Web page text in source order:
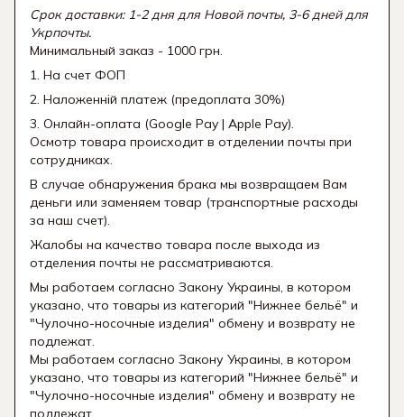
Срок доставки: 1-2 дня для Новой почты, 3-6 дней для
Укрпочты.
Минимальный заказ - 1000 грн.
1. На счет ФОП
2. Наложенній платеж (предоплата 30%)
3. Онлайн-оплата (Google Pay | Apple Pay).
Осмотр товара происходит в отделении почты при
сотрудниках.
В случае обнаружения брака мы возвращаем Вам
деньги или заменяем товар (транспортные расходы
за наш счет).
Жалобы на качество товара после выхода из
отделения почты не рассматриваются.
Мы работаем согласно Закону Украины, в котором
указано, что товары из категорий "Нижнее бельё" и
"Чулочно-носочные изделия" обмену и возврату не
подлежат.
Мы работаем согласно Закону Украины, в котором
указано, что товары из категорий "Нижнее бельё" и
"Чулочно-носочные изделия" обмену и возврату не